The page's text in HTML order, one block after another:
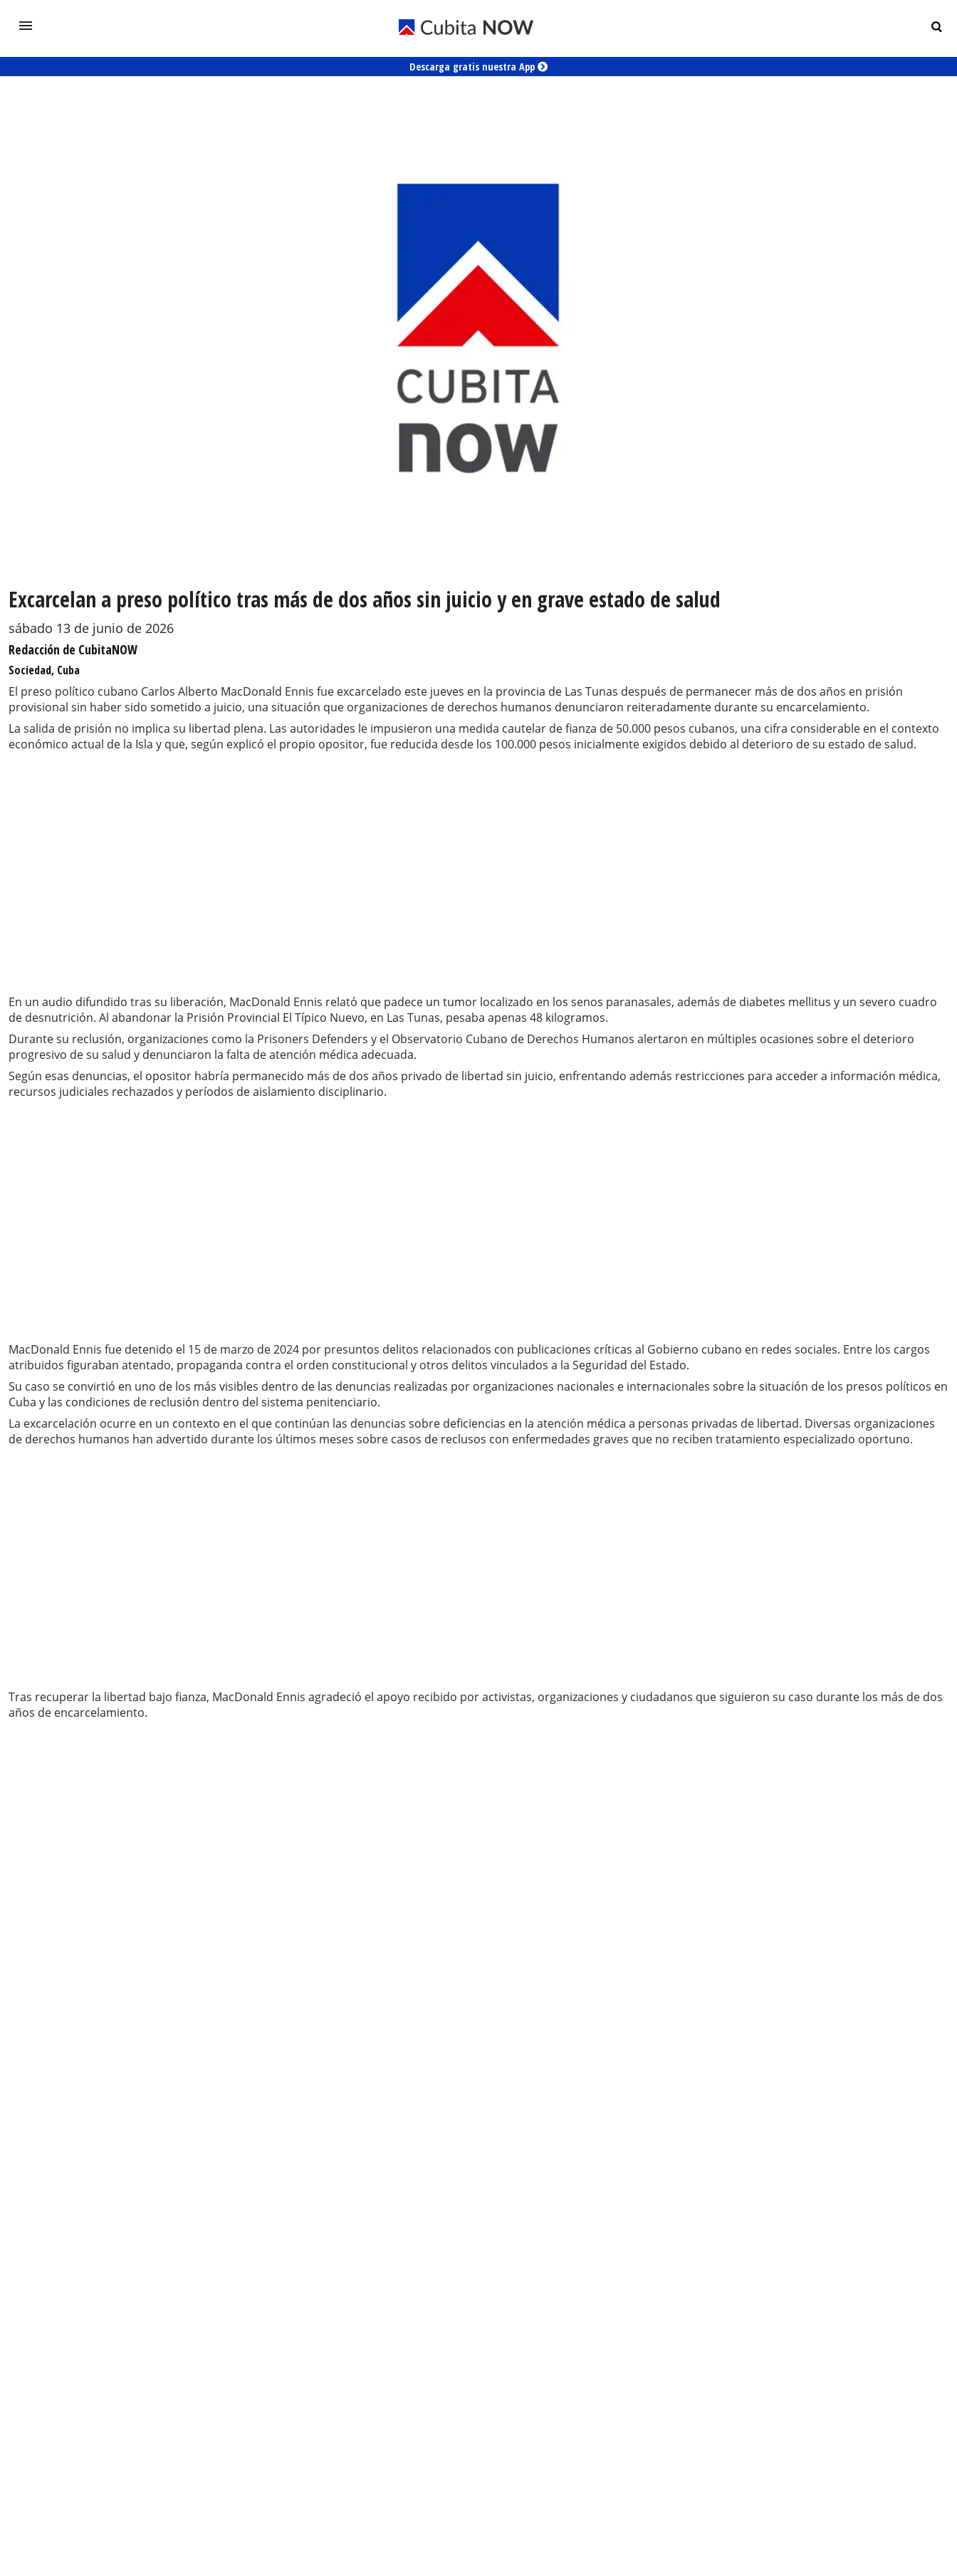
Descarga gratis nuestra App
Excarcelan a preso político tras más de dos años sin juicio y en grave estado de salud
sábado 13 de junio de 2026
Redacción de CubitaNOW
Sociedad, Cuba
El preso político cubano Carlos Alberto MacDonald Ennis fue excarcelado este jueves en la provincia de Las Tunas después de permanecer más de dos años en prisión
provisional sin haber sido sometido a juicio, una situación que organizaciones de derechos humanos denunciaron reiteradamente durante su encarcelamiento.
La salida de prisión no implica su libertad plena. Las autoridades le impusieron una medida cautelar de fianza de 50.000 pesos cubanos, una cifra considerable en el contexto
económico actual de la Isla y que, según explicó el propio opositor, fue reducida desde los 100.000 pesos inicialmente exigidos debido al deterioro de su estado de salud.
En un audio difundido tras su liberación, MacDonald Ennis relató que padece un tumor localizado en los senos paranasales, además de diabetes mellitus y un severo cuadro
de desnutrición. Al abandonar la Prisión Provincial El Típico Nuevo, en Las Tunas, pesaba apenas 48 kilogramos.
Durante su reclusión, organizaciones como la Prisoners Defenders y el Observatorio Cubano de Derechos Humanos alertaron en múltiples ocasiones sobre el deterioro
progresivo de su salud y denunciaron la falta de atención médica adecuada.
Según esas denuncias, el opositor habría permanecido más de dos años privado de libertad sin juicio, enfrentando además restricciones para acceder a información médica,
recursos judiciales rechazados y períodos de aislamiento disciplinario.
MacDonald Ennis fue detenido el 15 de marzo de 2024 por presuntos delitos relacionados con publicaciones críticas al Gobierno cubano en redes sociales. Entre los cargos
atribuidos figuraban atentado, propaganda contra el orden constitucional y otros delitos vinculados a la Seguridad del Estado.
Su caso se convirtió en uno de los más visibles dentro de las denuncias realizadas por organizaciones nacionales e internacionales sobre la situación de los presos políticos en
Cuba y las condiciones de reclusión dentro del sistema penitenciario.
La excarcelación ocurre en un contexto en el que continúan las denuncias sobre deficiencias en la atención médica a personas privadas de libertad. Diversas organizaciones
de derechos humanos han advertido durante los últimos meses sobre casos de reclusos con enfermedades graves que no reciben tratamiento especializado oportuno.
Tras recuperar la libertad bajo fianza, MacDonald Ennis agradeció el apoyo recibido por activistas, organizaciones y ciudadanos que siguieron su caso durante los más de dos
años de encarcelamiento.